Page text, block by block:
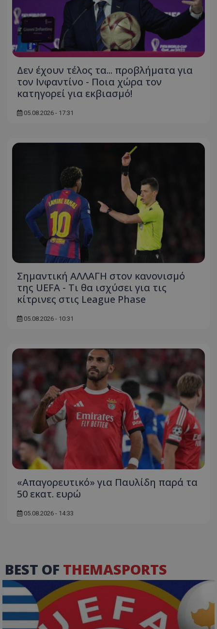
Δεν έχουν τέλος τα... προβλήματα για
τον Ινφαντίνο - Ποια χώρα τον
κατηγορεί για εκβιασμό!
05.08.2026 - 17:31
Σημαντική ΑΛΛΑΓΗ στον κανονισμό
της UEFA - Τι θα ισχύσει για τις
κίτρινες στις League Phase
05.08.2026 - 10:31
«Απαγορευτικό» για Παυλίδη παρά τα
50 εκατ. ευρώ
05.08.2026 - 14:33
BEST OF THEMASPORTS